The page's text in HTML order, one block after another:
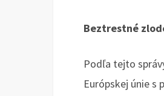
Beztrestné
Podľa tejto
Európskej únie s